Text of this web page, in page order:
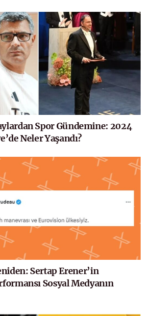
Spor Gündemine: 2024
Neler Yaşandı?
Sertap Erener’in
Sosyal Medyanın